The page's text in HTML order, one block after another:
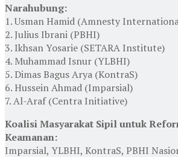
Narahubung:
1. Usman Hamid (Amnesty
2. Julius Ibrani (PBHI)
3. Ikhsan Yosarie (SETARA Institute)
4. Muhammad Isnur (YLBHI)
5. Dimas Bagus Arya (KontraS)
6. Hussein Ahmad (Imparsial)
7. Al-Araf (Centra Initiative)
Koalisi Masyarakat Sipil untuk
Keamanan:
Imparsial, YLBHI, KontraS, PBHI